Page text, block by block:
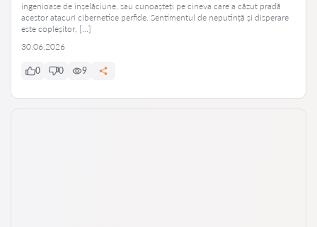
ingenioase de înșelăciune, sau cunoașteți pe cineva care a căzut pradă
acestor atacuri cibernetice perfide. Sentimentul de neputință și disperare
este copleșitor, […]
30.06.2026
0 0 9